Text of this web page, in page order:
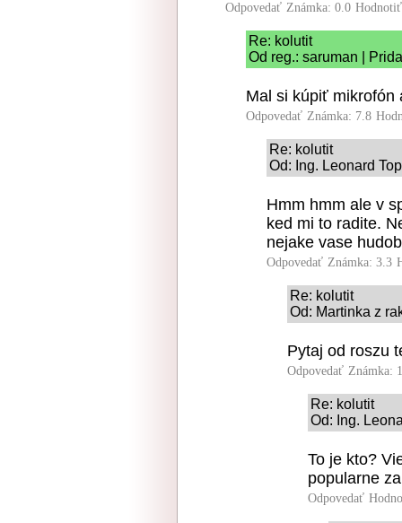
Odpovedať Známka: 0.0
Re: kolutit
Od reg.: saruman |
Mal si kúpiť mikrofón
Odpovedať Známka: 7.8
Re: kolutit
Od: Ing. Leonard
Hmm hmm ale v
ked mi to radite.
nejake vase
Odpovedať Známka: 3.3
Re: kolutit
Od: Martinka z
Pytaj od roszu
Odpovedať Známka:
Re: kolutit
Od: Ing.
To je kto?
popularne
Odpovedať